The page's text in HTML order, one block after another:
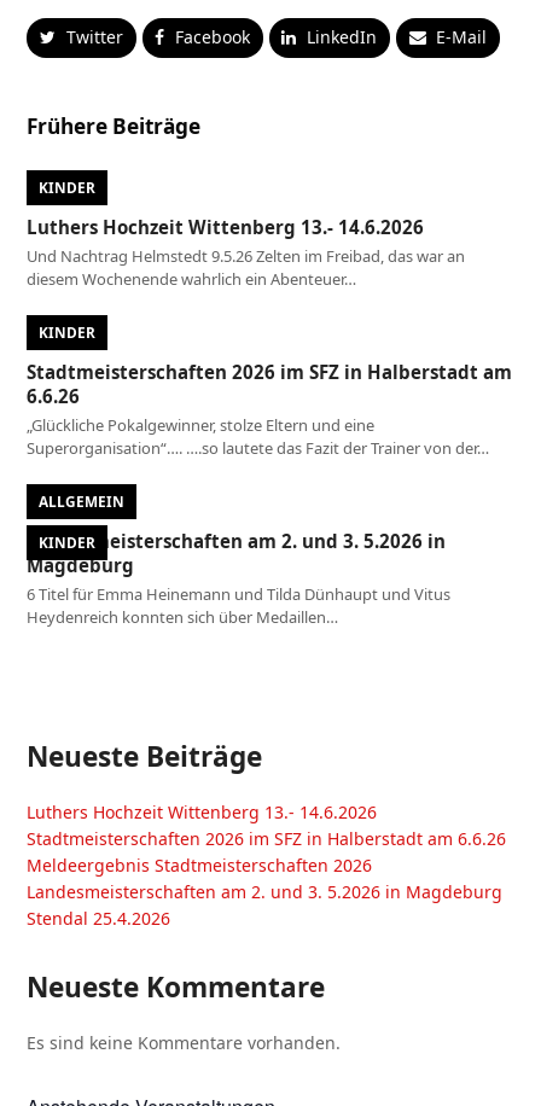
Twitter Facebook LinkedIn E-Mail
Frühere Beiträge
KINDER
Luthers Hochzeit Wittenberg 13.- 14.6.2026
Und Nachtrag Helmstedt 9.5.26 Zelten im Freibad, das war an
diesem Wochenende wahrlich ein Abenteuer…
KINDER
Stadtmeisterschaften 2026 im SFZ in Halberstadt am
6.6.26
„Glückliche Pokalgewinner, stolze Eltern und eine
Superorganisation“…. ….so lautete das Fazit der Trainer von der…
ALLGEMEIN
KINDER
Landesmeisterschaften am 2. und 3. 5.2026 in
Magdeburg
6 Titel für Emma Heinemann und Tilda Dünhaupt und Vitus
Heydenreich konnten sich über Medaillen…
Neueste Beiträge
Luthers Hochzeit Wittenberg 13.- 14.6.2026
Stadtmeisterschaften 2026 im SFZ in Halberstadt am 6.6.26
Meldeergebnis Stadtmeisterschaften 2026
Landesmeisterschaften am 2. und 3. 5.2026 in Magdeburg
Stendal 25.4.2026
Neueste Kommentare
Es sind keine Kommentare vorhanden.